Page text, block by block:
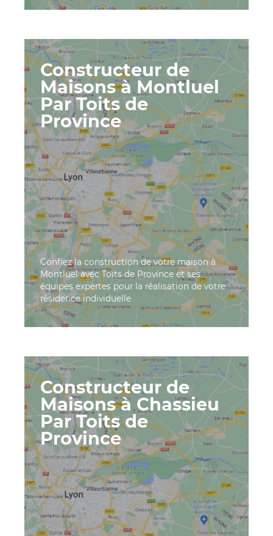
Constructeur de
Maisons à Montluel
Par Toits de
Province
Confiez la construction de votre maison à
Montluel avec Toits de Province et ses
équipes expertes pour la réalisation de votre
résidence individuelle
Constructeur de
Maisons à Chassieu
Par Toits de
Province